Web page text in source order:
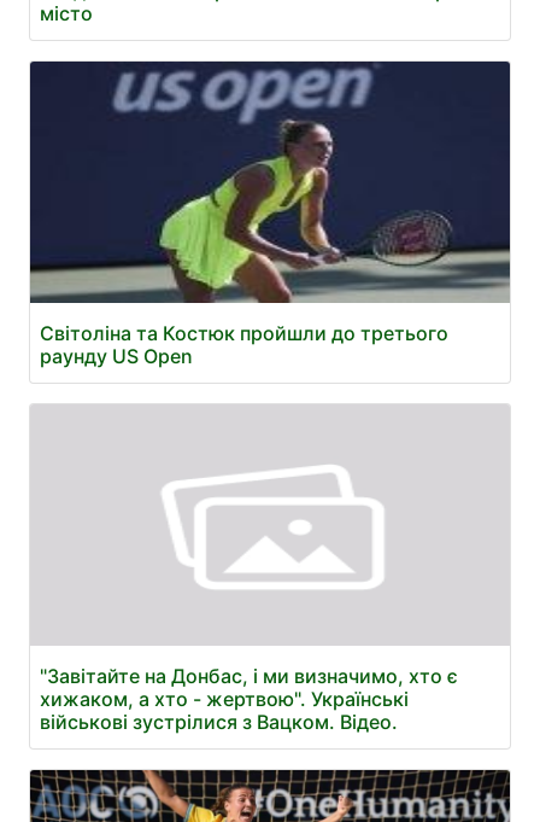
місто
Світоліна та Костюк пройшли до третього
раунду US Open
"Завітайте на Донбас, і ми визначимо, хто є
хижаком, а хто - жертвою". Українські
військові зустрілися з Вацком. Відео.